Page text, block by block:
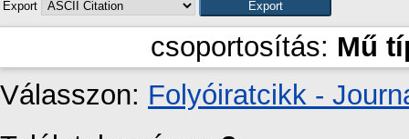
Export
csoportosítás: Mű
Válasszon: Folyóiratcikk -